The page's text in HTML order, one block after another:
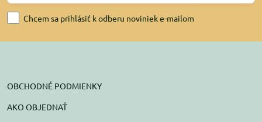
Chcem sa prihlásiť k odberu noviniek e-mailom
OBCHODNÉ PODMIENKY
AKO OBJEDNAŤ